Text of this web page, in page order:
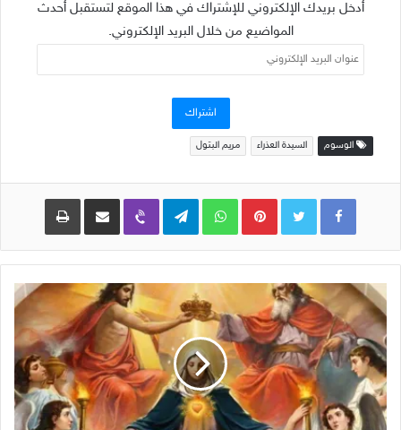
أدخل بريدك الإلكتروني للإشتراك في هذا الموقع لتستقبل أحدث
المواضيع من خلال البريد الإلكتروني.
عنوان
البريد
اشتراك
الوسوم السيدة العذراء مريم البتول
Pinterest
WhatsApp
Telegram
Viber مشاركة عبر البريد طباعة